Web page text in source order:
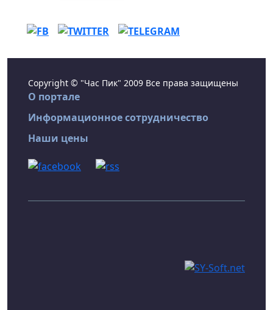
Copyright © "Час Пик" 2009 Все права защищены
О портале
Информационное сотрудничество
Наши цены